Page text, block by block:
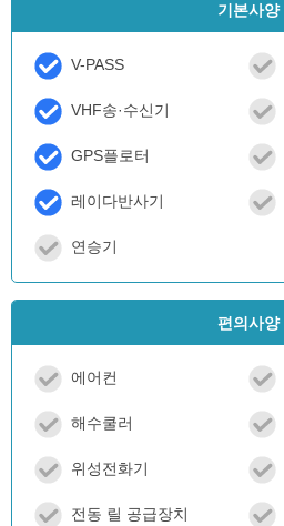
기본사양
V-PASS
VHF송·수신기
GPS플로터
레이다반사기
연승기
편의사양
에어컨
해수쿨러
위성전화기
전동 릴 공급장치